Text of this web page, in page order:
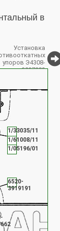
в
Установка
упоров Э4308-
3927002
6520-
3919191
1/33035/11
1/61008/11
1/05196/01